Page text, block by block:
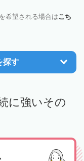
希望される場合はこち
探す
に強いその